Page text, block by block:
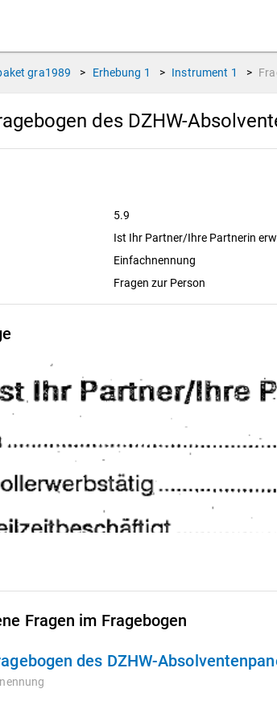
gra1989 > Erhebung 1 > Instrument 1 >
des DZHW-
5.9
Ist Ihr Partner/Ihre Partnerin
Einfachnennung
Fragen zur Person
Fragen im Fragebogen
des DZHW-